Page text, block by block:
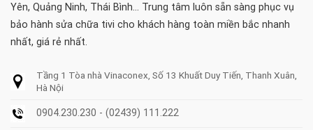
Yên, Quảng Ninh, Thái Bình... Trung tâm luôn sẵn sàng phục vụ
bảo hành sửa chữa tivi cho khách hàng toàn miền bắc nhanh
nhất, giá rẻ nhất.
Tầng 1 Tòa nhà Vinaconex, Số 13 Khuất Duy Tiến, Thanh Xuân,
Hà Nội
0904.230.230 - (02439) 111.222